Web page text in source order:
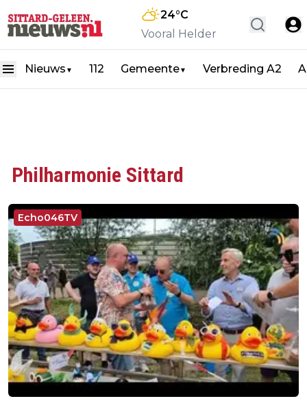
24°C
Vooral Helder
Nieuws ▼ 112 Gemeente▼ Verbreding A2
Philharmonie Sittard
Echo046TV